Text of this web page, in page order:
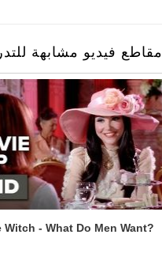
مقاطع فيديو مشابهة
Witch - What Do Men Want?